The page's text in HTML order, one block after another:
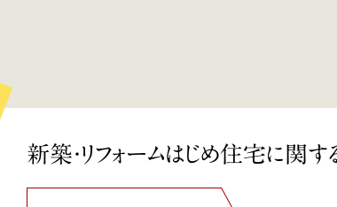
新築・リフォームはじめ住宅に関す